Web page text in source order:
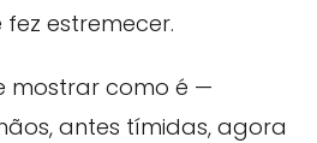
estremecer.
mostrar como é —
antes tímidas, agora